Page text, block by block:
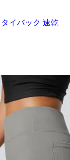
イバック 速乾